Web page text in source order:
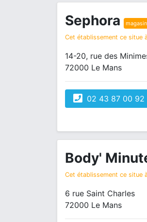
Sephora
Cet établissement ce situe
14-20, rue des
72000 Le Mans
02 43 87 00 92
Body'
Cet établissement ce situe
6 rue Saint Charles
72000 Le Mans